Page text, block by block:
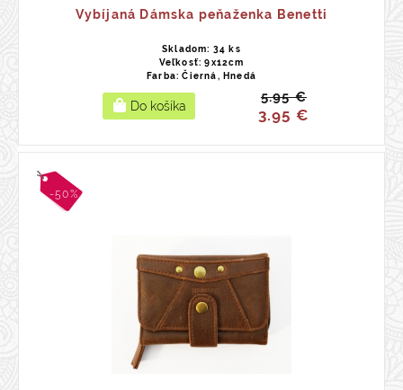
Vybíjaná Dámska peňaženka Benetti
Skladom: 34 ks
Veľkosť: 9x12cm
Farba: Čierná, Hnedá
5.95 €
3.95 €
-50%